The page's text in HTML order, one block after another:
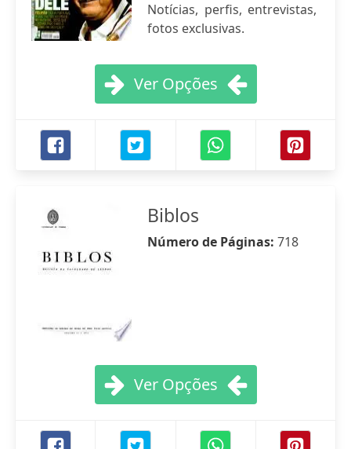
Notícias, perfis, entrevistas,
fotos exclusivas.
Ver Opções
Biblos
Número de Páginas: 718
Ver Opções